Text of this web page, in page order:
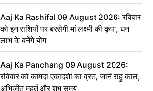
Aaj Ka Rashifal 09 August 2026: रविवार
को इन राशियों पर बरसेगी मां लक्ष्मी की कृपा, धन
लाभ के बनेंगे योग
Aaj Ka Panchang 09 August 2026:
रविवार को कामदा एकादशी का व्रत, जानें राहु काल,
अभिजीत मुहूर्त और शुभ समय